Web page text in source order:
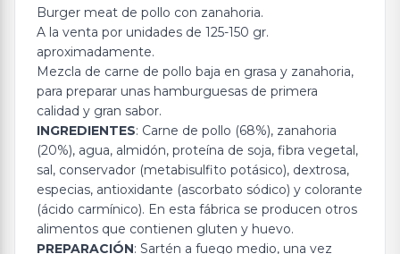
Burger meat de pollo con zanahoria.
A la venta por unidades de 125-150 gr.
aproximadamente.
Mezcla de carne de pollo baja en grasa y zanahoria,
para preparar unas hamburguesas de primera
calidad y gran sabor.
INGREDIENTES: Carne de pollo (68%), zanahoria
(20%), agua, almidón, proteína de soja, fibra vegetal,
sal, conservador (metabisulfito potásico), dextrosa,
especias, antioxidante (ascorbato sódico) y colorante
(ácido carmínico). En esta fábrica se producen otros
alimentos que contienen gluten y huevo.
PREPARACIÓN: Sartén a fuego medio, una vez